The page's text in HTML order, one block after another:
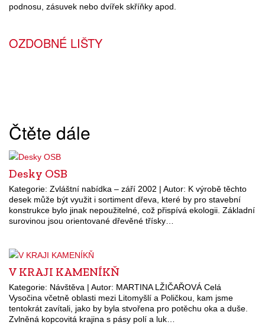
podnosu, zásuvek nebo dvířek skříňky apod.
OZDOBNÉ LIŠTY
Čtěte dále
Desky OSB
Kategorie: Zvláštní nabídka – září 2002 | Autor: K výrobě těchto
desek může být využit i sortiment dřeva, které by pro stavební
konstrukce bylo jinak nepoužitelné, což přispívá ekologii. Základní
surovinou jsou orientované dřevěné třísky…
V KRAJI KAMENÍKŇ
Kategorie: Návštěva | Autor: MARTINA LŽIČAŘOVÁ Celá
Vysočina včetně oblasti mezi Litomyšlí a Poličkou, kam jsme
tentokrát zavítali, jako by byla stvořena pro potěchu oka a duše.
Zvlněná kopcovitá krajina s pásy polí a luk…